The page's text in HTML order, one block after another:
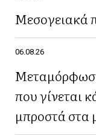
Μεσογειακά
06.08.26
που γίνεται
μπροστά στα